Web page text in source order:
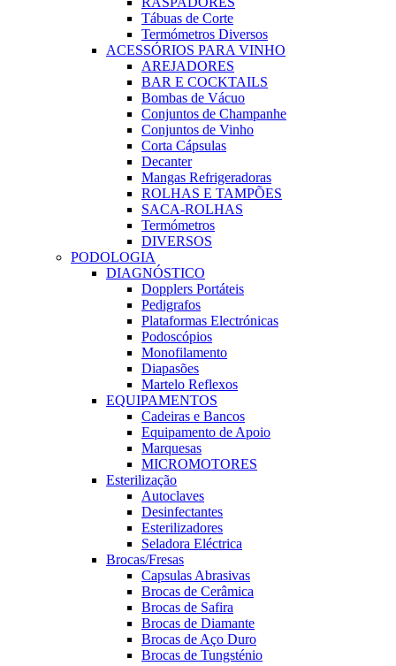
Tábuas de Corte
Termómetros Diversos
ACESSÓRIOS PARA VINHO
AREJADORES
BAR E COCKTAILS
Bombas de Vácuo
Conjuntos de Champanhe
Conjuntos de Vinho
Corta Cápsulas
Decanter
Mangas Refrigeradoras
ROLHAS E TAMPÕES
SACA-ROLHAS
Termómetros
DIVERSOS
PODOLOGIA
DIAGNÓSTICO
Dopplers Portáteis
Pedigrafos
Plataformas Electrónicas
Podoscópios
Monofilamento
Diapasões
Martelo Reflexos
EQUIPAMENTOS
Cadeiras e Bancos
Equipamento de Apoio
Marquesas
MICROMOTORES
Esterilização
Autoclaves
Desinfectantes
Esterilizadores
Seladora Eléctrica
Brocas/Fresas
Capsulas Abrasivas
Brocas de Cerâmica
Brocas de Safira
Brocas de Diamante
Brocas de Aço Duro
Brocas de Tungsténio